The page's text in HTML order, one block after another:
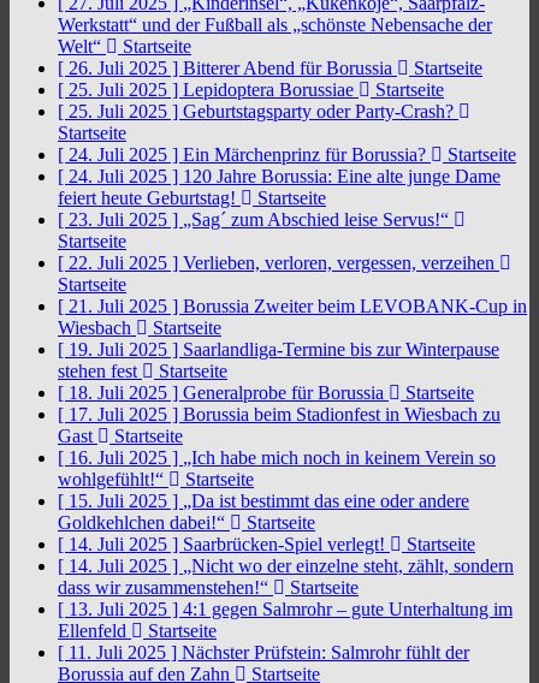
Werkstatt“ und der Fußball als „schönste Nebensache der
Welt“
Startseite
[ 26. Juli 2025 ] Bitterer Abend für Borussia
Startseite
[ 25. Juli 2025 ] Lepidoptera Borussiae
Startseite
[ 25. Juli 2025 ] Geburtstagsparty oder Party-Crash?
Startseite
[ 24. Juli 2025 ] Ein Märchenprinz für Borussia?
Startseite
[ 24. Juli 2025 ] 120 Jahre Borussia: Eine alte junge Dame
feiert heute Geburtstag!
Startseite
[ 23. Juli 2025 ] „Sag´ zum Abschied leise Servus!“
Startseite
[ 22. Juli 2025 ] Verlieben, verloren, vergessen, verzeihen
Startseite
[ 21. Juli 2025 ] Borussia Zweiter beim LEVOBANK-Cup in
Wiesbach
Startseite
[ 19. Juli 2025 ] Saarlandliga-Termine bis zur Winterpause
stehen fest
Startseite
[ 18. Juli 2025 ] Generalprobe für Borussia
Startseite
[ 17. Juli 2025 ] Borussia beim Stadionfest in Wiesbach zu
Gast
Startseite
[ 16. Juli 2025 ] „Ich habe mich noch in keinem Verein so
wohlgefühlt!“
Startseite
[ 15. Juli 2025 ] „Da ist bestimmt das eine oder andere
Goldkehlchen dabei!“
Startseite
[ 14. Juli 2025 ] Saarbrücken-Spiel verlegt!
Startseite
[ 14. Juli 2025 ] „Nicht wo der einzelne steht, zählt, sondern
dass wir zusammenstehen!“
Startseite
[ 13. Juli 2025 ] 4:1 gegen Salmrohr – gute Unterhaltung im
Ellenfeld
Startseite
[ 11. Juli 2025 ] Nächster Prüfstein: Salmrohr fühlt der
Borussia auf den Zahn
Startseite